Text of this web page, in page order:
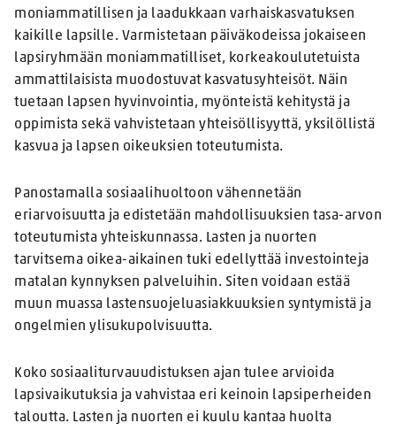
moniammatillisen ja laadukkaan varhaiskasvatuksen
kaikille lapsille. Varmistetaan päiväkodeissa jokaiseen
lapsiryhmään moniammatilliset, korkeakoulutetuista
ammattilaisista muodostuvat kasvatusyhteisöt. Näin
tuetaan lapsen hyvinvointia, myönteistä kehitystä ja
oppimista sekä vahvistetaan yhteisöllisyyttä, yksilöllistä
kasvua ja lapsen oikeuksien toteutumista.
Panostamalla sosiaalihuoltoon vähennetään
eriarvoisuutta ja edistetään mahdollisuuksien tasa-arvon
toteutumista yhteiskunnassa. Lasten ja nuorten
tarvitsema oikea-aikainen tuki edellyttää investointeja
matalan kynnyksen palveluihin. Siten voidaan estää
muun muassa lastensuojeluasiakkuuksien syntymistä ja
ongelmien ylisukupolvisuutta.
Koko sosiaaliturvauudistuksen ajan tulee arvioida
lapsivaikutuksia ja vahvistaa eri keinoin lapsiperheiden
taloutta. Lasten ja nuorten ei kuulu kantaa huolta